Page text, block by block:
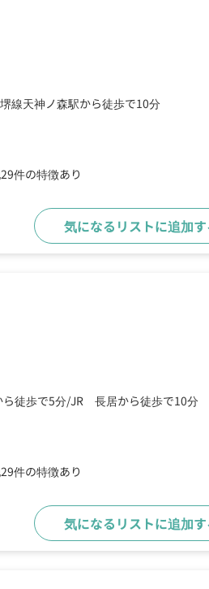
線天神ノ森駅から徒歩で10分
件の特徴あり
気になるリストに追加す
ら徒歩で5分 JR 長居から徒歩で10分
件の特徴あり
気になるリストに追加す